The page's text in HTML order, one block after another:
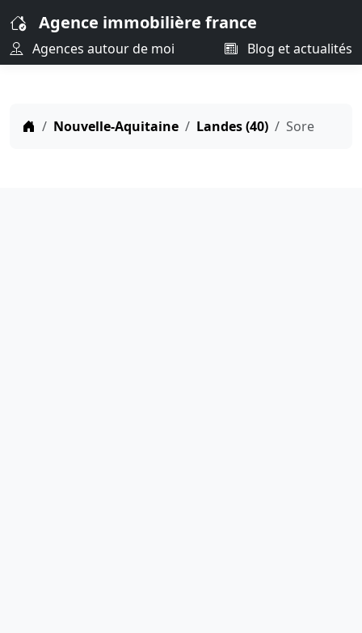
Agence immobilière france
Agences autour de moi Blog et actualités
Nouvelle-Aquitaine Landes (40) Sore